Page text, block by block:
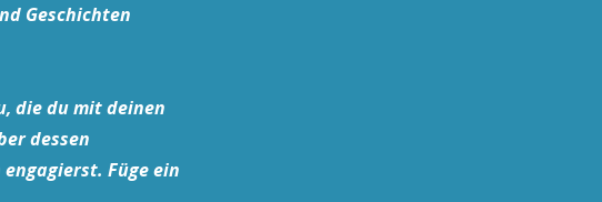
Geschichten
die du mit deinen
dessen
Füge ein